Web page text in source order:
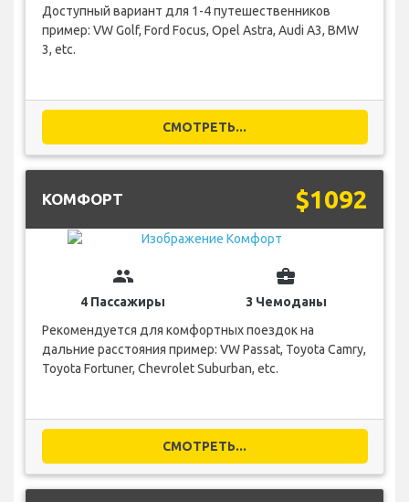
Доступный вариант для 1-4 путешественников
пример: VW Golf, Ford Focus, Opel Astra, Audi A3, BMW
3, etc.
СМОТРЕТЬ...
КОМФОРТ $1092
group
4 Пассажиры
business_center
3 Чемоданы
Рекомендуется для комфортных поездок на
дальние расстояния пример: VW Passat, Toyota Camry,
Toyota Fortuner, Chevrolet Suburban, etc.
СМОТРЕТЬ...